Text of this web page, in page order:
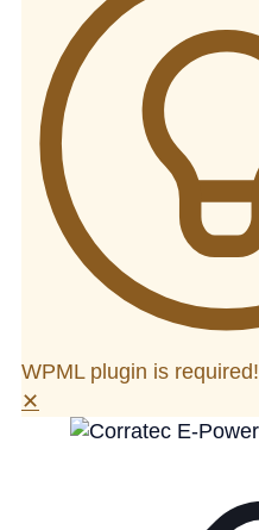
WPML plugin is required!
✕